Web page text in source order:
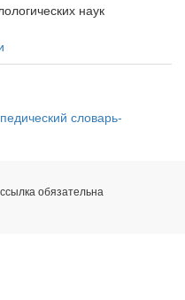
наук
словарь-
обязательна